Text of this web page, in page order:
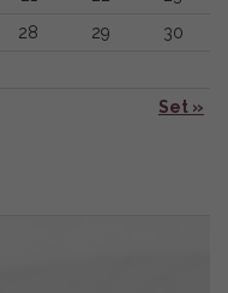
Set »
28 29
30